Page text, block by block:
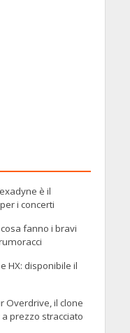
è il
i concerti
fanno i bravi
HX: disponibile il
Overdrive, il clone
prezzo stracciato